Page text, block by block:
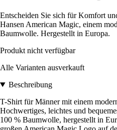
Entscheiden Sie sich für Komfort
Hansen American Magic, einem
Baumwolle. Hergestellt in Europa.
Produkt nicht verfügbar
Alle Varianten ausverkauft
Beschreibung
T-Shirt für Männer mit einem
Hochwertiges, leichtes und
100 % Baumwolle, hergestellt in